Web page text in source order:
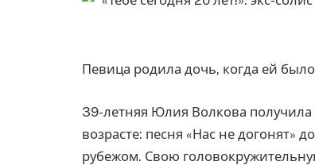
Певица родила дочь, когда ей было
39-летняя Юлия Волкова
возрасте: песня «Нас не догонят»
рубежом. Свою